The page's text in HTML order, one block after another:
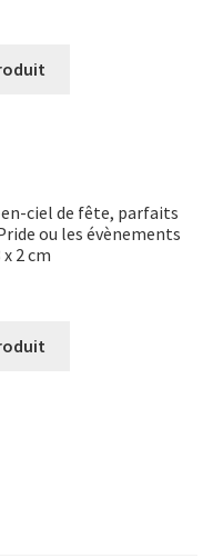
ciel de fête, parfaits
ou les évènements
x 2 cm